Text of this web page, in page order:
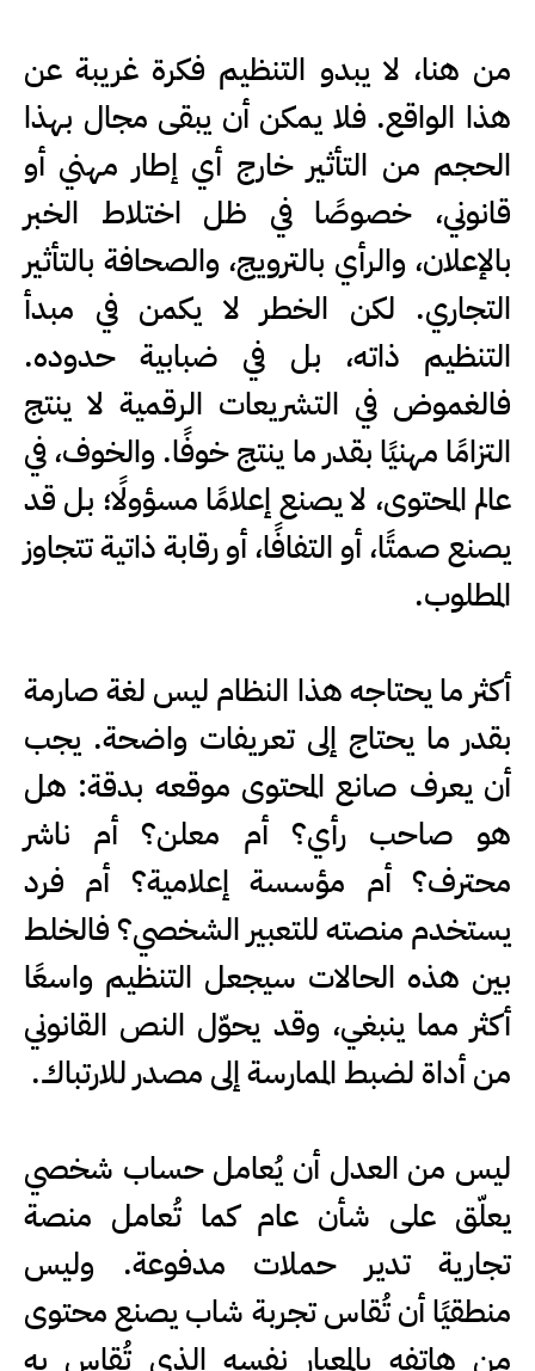
من هنا، لا يبدو التنظيم فكرة غريبة عن
هذا الواقع. فلا يمكن أن يبقى مجال بهذا
الحجم من التأثير خارج أي إطار مهني أو
قانوني، خصوصًا في ظل اختلاط الخبر
بالإعلان، والرأي بالترويج، والصحافة بالتأثير
التجاري. لكن الخطر لا يكمن في مبدأ
التنظيم ذاته، بل في ضبابية حدوده.
فالغموض في التشريعات الرقمية لا ينتج
التزامًا مهنيًا بقدر ما ينتج خوفًا. والخوف، في
عالم المحتوى، لا يصنع إعلامًا مسؤولًا؛ بل قد
يصنع صمتًا، أو التفافًا، أو رقابة ذاتية تتجاوز
المطلوب.
أكثر ما يحتاجه هذا النظام ليس لغة صارمة
بقدر ما يحتاج إلى تعريفات واضحة. يجب
أن يعرف صانع المحتوى موقعه بدقة: هل
هو صاحب رأي؟ أم معلن؟ أم ناشر
محترف؟ أم مؤسسة إعلامية؟ أم فرد
يستخدم منصته للتعبير الشخصي؟ فالخلط
بين هذه الحالات سيجعل التنظيم واسعًا
أكثر مما ينبغي، وقد يحوّل النص القانوني
من أداة لضبط الممارسة إلى مصدر للارتباك.
ليس من العدل أن يُعامل حساب شخصي
يعلّق على شأن عام كما تُعامل منصة
تجارية تدير حملات مدفوعة. وليس
منطقيًا أن تُقاس تجربة شاب يصنع محتوى
من هاتفه بالمعيار نفسه الذي تُقاس به